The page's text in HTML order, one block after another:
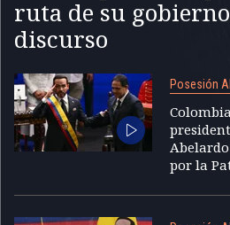
ruta de su
discurso
Posesión
por la